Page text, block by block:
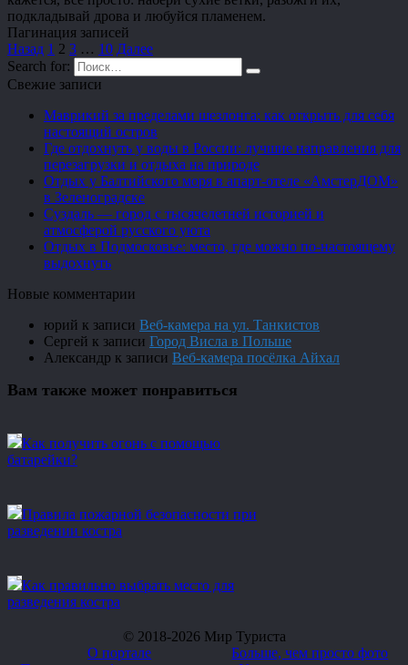
подкладывай дрова и любуйся пламенем.
Пагинация записей
Назад 1 2 3 … 10 Далее
Search for:
Свежие записи
Маврикий за пределами шезлонга: как открыть для себя
настоящий остров
Где отдохнуть у воды в России: лучшие направления для
перезагрузки и отдыха на природе
Отдых у Балтийского моря в апарт-отеле «АмстерДОМ»
в Зеленоградске
Суздаль — город с тысячелетней историей и
атмосферой русского уюта
Отдых в Подмосковье: место, где можно по-настоящему
выдохнуть
Новые комментарии
юрий к записи Веб-камера на ул. Танкистов
Сергей к записи Город Висла в Польше
Александр к записи Веб-камера посёлка Айхал
Вам также может понравиться
Как получить огонь с помощью
батарейки?
Правила пожарной безопасности при
разведении костра
Как правильно выбрать место для
разведения костра
© 2018-2026 Мир Туриста
О портале
Больше, чем просто фото